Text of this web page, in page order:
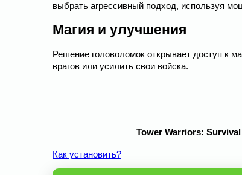
выбрать агрессивный подход, используя
Магия и улучшения
Решение головоломок открывает доступ к
врагов или усилить свои войска.
Tower Warriors:
Как установить?